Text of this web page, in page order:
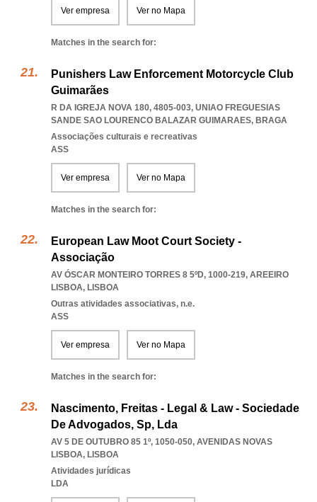
Ver empresa Ver no Mapa
Matches in the search for:
Punishers Law Enforcement Motorcycle Club
Guimarães
R DA IGREJA NOVA 180, 4805-003, UNIAO FREGUESIAS
SANDE SAO LOURENCO BALAZAR GUIMARAES, BRAGA
Associações culturais e recreativas
ASS
Ver empresa Ver no Mapa
Matches in the search for:
European Law Moot Court Society -
Associação
AV ÓSCAR MONTEIRO TORRES 8 5ºD, 1000-219, AREEIRO
LISBOA, LISBOA
Outras atividades associativas, n.e.
ASS
Ver empresa Ver no Mapa
Matches in the search for:
Nascimento, Freitas - Legal & Law - Sociedade
De Advogados, Sp, Lda
AV 5 DE OUTUBRO 85 1º, 1050-050, AVENIDAS NOVAS
LISBOA, LISBOA
Atividades jurídicas
LDA